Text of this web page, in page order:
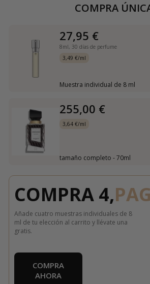
COMPRA
27,95 €
8ml, 30 días de perfume
3,49 €/ml
Muestra individual de 8 ml
255,00 €
3,64 €/ml
tamaño completo - 70ml
COMPRA 4,
Añade cuatro muestras individuales de 8
ml de tu elección al carrito y llévate una
gratis.
COMPRA
AHORA